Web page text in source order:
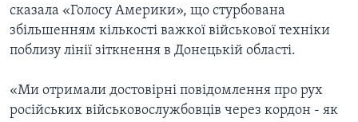
сказала «Голосу Америки», що стурбована
збільшенням кількості важкої військової техніки
поблизу лінії зіткнення в Донецькій області.
«Ми отримали достовірні повідомлення про рух
російських військовослужбовців через кордон - як